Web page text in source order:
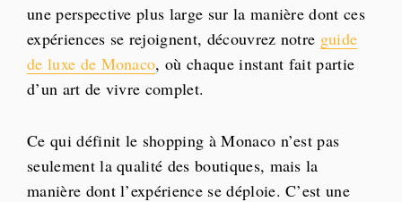
une perspective plus large sur la manière dont ces
expériences se rejoignent, découvrez notre guide
de luxe de Monaco, où chaque instant fait partie
d’un art de vivre complet.
Ce qui définit le shopping à Monaco n’est pas
seulement la qualité des boutiques, mais la
manière dont l’expérience se déploie. C’est une